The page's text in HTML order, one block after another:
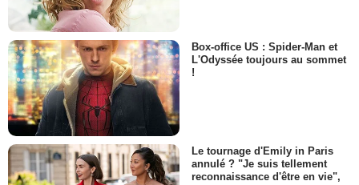
Box-office US : Spider-Man et
L'Odyssée toujours au sommet
!
Le tournage d'Emily in Paris
annulé ? "Je suis tellement
reconnaissance d'être en vie",